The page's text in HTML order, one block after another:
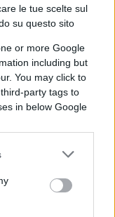
le tue scelte sul
su questo sito
or more Google
including but
You may click to
party tags to
in below Google
per la norma
Salvinie
è un destro